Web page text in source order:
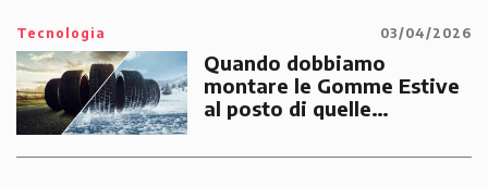
Tecnologia 03/04/2026
Quando dobbiamo
montare le Gomme Estive
al posto di quelle